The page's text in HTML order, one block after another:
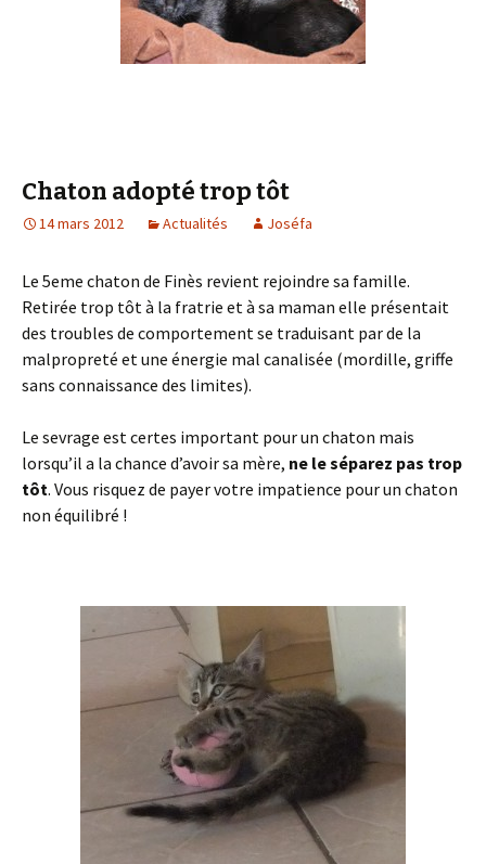
Chaton adopté trop tôt
14 mars 2012 Actualités Joséfa
Le 5eme chaton de Finès revient rejoindre sa famille.
Retirée trop tôt à la fratrie et à sa maman elle présentait
des troubles de comportement se traduisant par de la
malpropreté et une énergie mal canalisée (mordille, griffe
sans connaissance des limites).
Le sevrage est certes important pour un chaton mais
lorsqu’il a la chance d’avoir sa mère, ne le séparez pas trop
tôt. Vous risquez de payer votre impatience pour un chaton
non équilibré !